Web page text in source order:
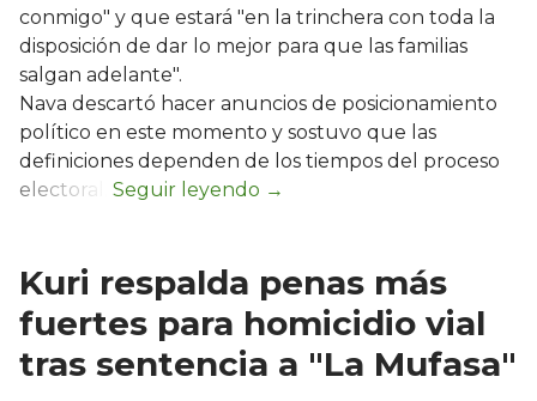
conmigo" y que estará "en la trinchera con toda la
disposición de dar lo mejor para que las familias
salgan adelante".
Nava descartó hacer anuncios de posicionamiento
político en este momento y sostuvo que las
definiciones dependen de los tiempos del proceso
electoral.
Kuri respalda penas más
fuertes para homicidio vial
tras sentencia a "La Mufasa"